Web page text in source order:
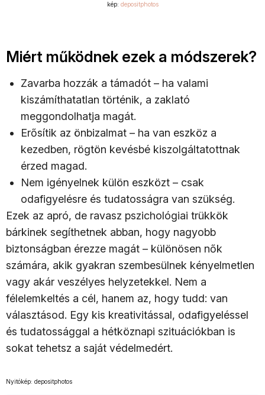
kép: depositphotos
Miért működnek ezek a módszerek?
Zavarba hozzák a támadót – ha valami
kiszámíthatatlan történik, a zaklató
meggondolhatja magát.
Erősítik az önbizalmat – ha van eszköz a
kezedben, rögtön kevésbé kiszolgáltatottnak
érzed magad.
Nem igényelnek külön eszközt – csak
odafigyelésre és tudatosságra van szükség.
Ezek az apró, de ravasz pszichológiai trükkök
bárkinek segíthetnek abban, hogy nagyobb
biztonságban érezze magát – különösen nők
számára, akik gyakran szembesülnek kényelmetlen
vagy akár veszélyes helyzetekkel. Nem a
félelemkeltés a cél, hanem az, hogy tudd: van
választásod. Egy kis kreativitással, odafigyeléssel
és tudatossággal a hétköznapi szituációkban is
sokat tehetsz a saját védelmedért.
Nyitókép: depositphotos